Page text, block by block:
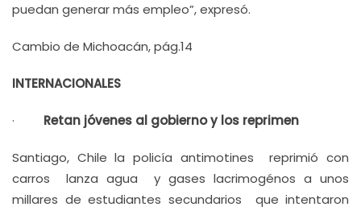
puedan generar más empleo”, expresó.
Cambio de Michoacán, pág.14
INTERNACIONALES
· Retan jóvenes al gobierno y los reprimen
Santiago, Chile la policía antimotines reprimió con
carros lanza agua y gases lacrimogénos a unos
millares de estudiantes secundarios que intentaron